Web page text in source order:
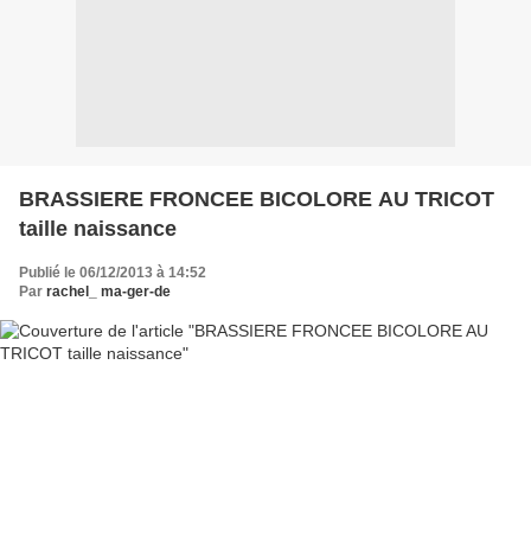
BRASSIERE FRONCEE BICOLORE AU TRICOT
taille naissance
Publié le 06/12/2013 à 14:52
Par rachel_ ma-ger-de